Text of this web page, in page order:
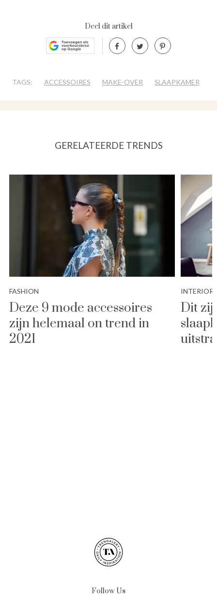
Deel dit artikel
TAGS: ACCESSOIRES MAKE-OVER SLAAPKAMER
GERELATEERDE TRENDS
FASHION
Deze 9 mode accessoires
zijn helemaal on trend in
2021
INTERIOR
Dit
Follow Us